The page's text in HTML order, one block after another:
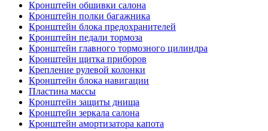
Кронштейн обшивки салона
Кронштейн полки багажника
Кронштейн блока предохранителей
Кронштейн педали тормоза
Кронштейн главного тормозного цилиндра
Кронштейн щитка приборов
Крепление рулевой колонки
Кронштейн блока навигации
Пластина массы
Кронштейн защиты днища
Кронштейн зеркала салона
Кронштейн амортизатора капота